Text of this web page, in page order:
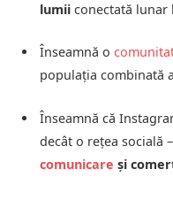
lumii conectată lunar
Înseamnă o
populația combinată
Înseamnă că
decât o rețea socială
comunicare și